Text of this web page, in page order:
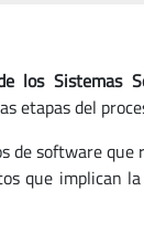
los Sistemas
etapas del
de software
que implican